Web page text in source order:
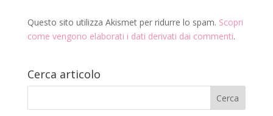
Questo sito utilizza Akismet per ridurre lo spam. Scopri
come vengono elaborati i dati derivati dai commenti.
Cerca articolo